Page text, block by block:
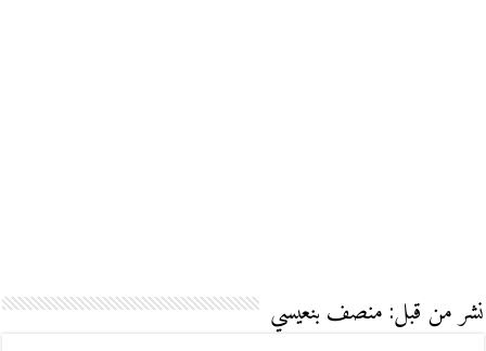
نشر من قبل: منصف بنعيسي